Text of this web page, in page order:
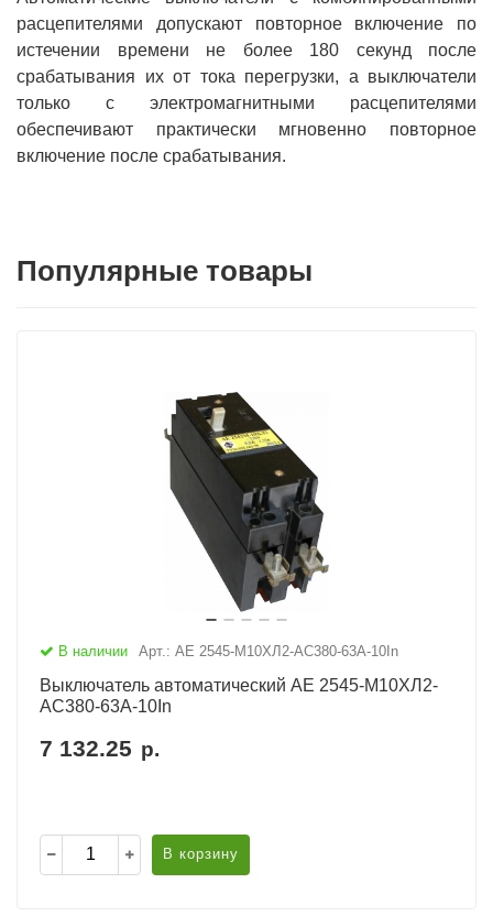
расцепителями допускают повторное включение по
истечении времени не более 180 секунд после
срабатывания их от тока перегрузки, а выключатели
только с электромагнитными расцепителями
обеспечивают практически мгновенно повторное
включение после срабатывания.
Популярные товары
В наличии Арт.: АЕ 2545-М10ХЛ2-AC380-63А-10In
Выключатель автоматический АЕ 2545-М10ХЛ2-
AC380-63А-10In
7 132.25 р.
В корзину